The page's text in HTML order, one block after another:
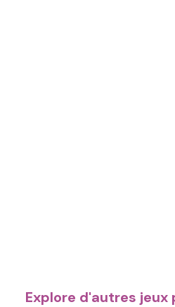
Explore d'autres